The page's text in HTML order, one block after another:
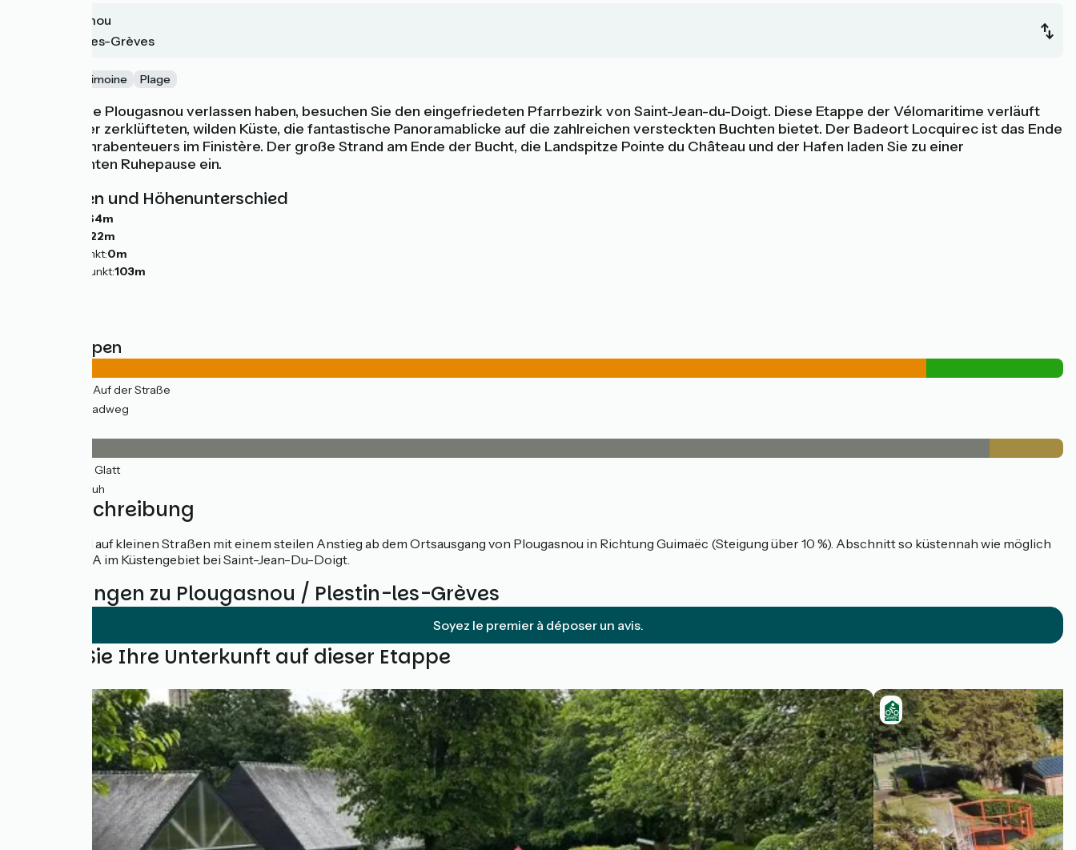
Plougasnou
Plestin-les-Grèves
Patrimoine Plage
Nachdem Sie Plougasnou verlassen haben, besuchen Sie den eingefriedeten Pfarrbezirk von Saint-Jean-du-Doigt. Diese Etappe der Vélomaritime verläuft
entlang einer zerklüfteten, wilden Küste, die fantastische Panoramablicke auf die zahlreichen versteckten Buchten bietet. Der Badeort Locquirec ist das Ende
Ihres Radfahrabenteuers im Finistère. Der große Strand am Ende der Bucht, die Landspitze Pointe du Château und der Hafen laden Sie zu einer
wohlverdienten Ruhepause ein.
Steigungen und Höhenunterschied
164m
222m
Tiefster Punkt:0m
Höchster Punkt:103m
Straßentypen
(87%) Auf der Straße
(13%) Radweg
(93%) Glatt
(7%) Rauh
Wegbeschreibung
Überwiegend auf kleinen Straßen mit einem steilen Anstieg ab dem Ortsausgang von Plougasnou in Richtung Guimaëc (Steigung über 10 %). Abschnitt so küstennah wie möglich
auf der RD 79A im Küstengebiet bei Saint-Jean-Du-Doigt.
Bewertungen zu Plougasnou / Plestin-les-Grèves
Soyez le premier à déposer un avis.
Finden Sie Ihre Unterkunft auf dieser Etappe